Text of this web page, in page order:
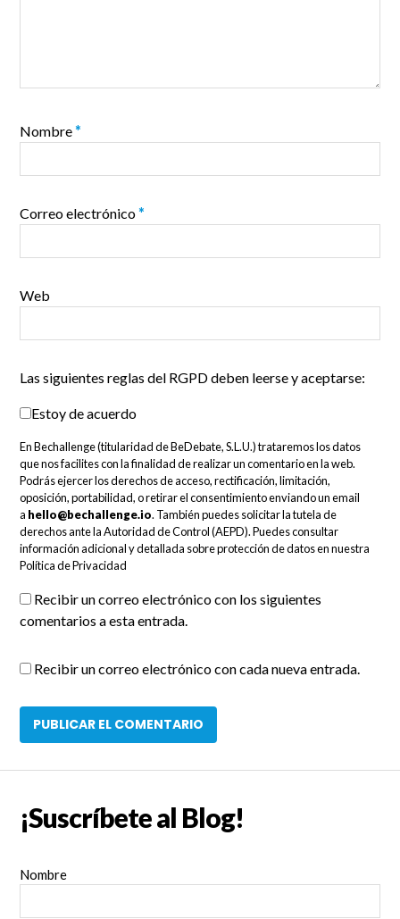
Nombre*
Correo electrónico*
Web
Las siguientes reglas del RGPD deben leerse y aceptarse:
Estoy de acuerdo
En Bechallenge (titularidad de BeDebate, S.L.U.) trataremos los datos
que nos facilites con la finalidad de realizar un comentario en la web.
Podrás ejercer los derechos de acceso, rectificación, limitación,
oposición, portabilidad, o retirar el consentimiento enviando un email
a hello@bechallenge.io. También puedes solicitar la tutela de
derechos ante la Autoridad de Control (AEPD). Puedes consultar
información adicional y detallada sobre protección de datos en nuestra
Política de Privacidad
Recibir un correo electrónico con los siguientes
comentarios a esta entrada.
Recibir un correo electrónico con cada nueva entrada.
¡Suscríbete al Blog!
Nombre